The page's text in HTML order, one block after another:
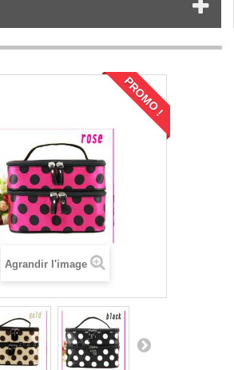
PROMO !
Agrandir l'image